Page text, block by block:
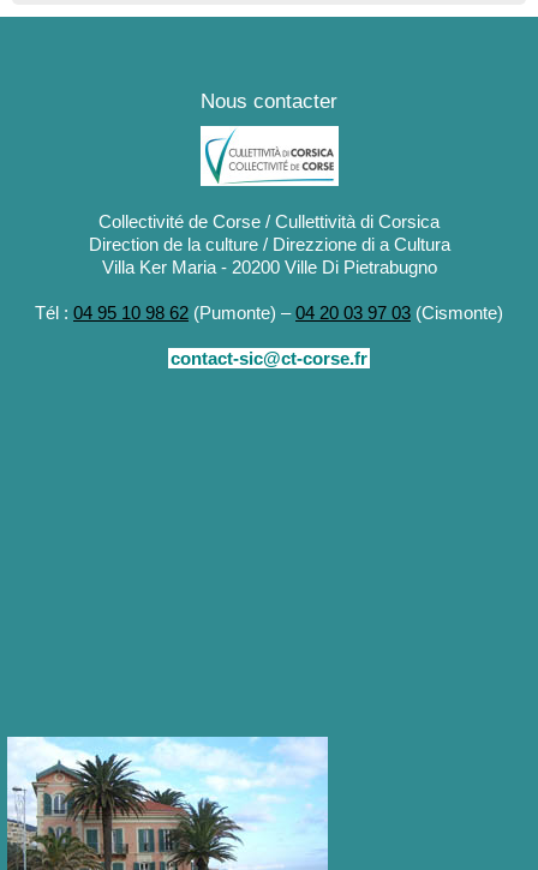
Nous contacter
Collectivité de Corse / Cullettività di Corsica
Direction de la culture / Direzzione di a Cultura
Villa Ker Maria - 20200 Ville Di Pietrabugno
Tél : 04 95 10 98 62 (Pumonte) –04 20 03 97 03 (Cismonte)
contact-sic@ct-corse.fr